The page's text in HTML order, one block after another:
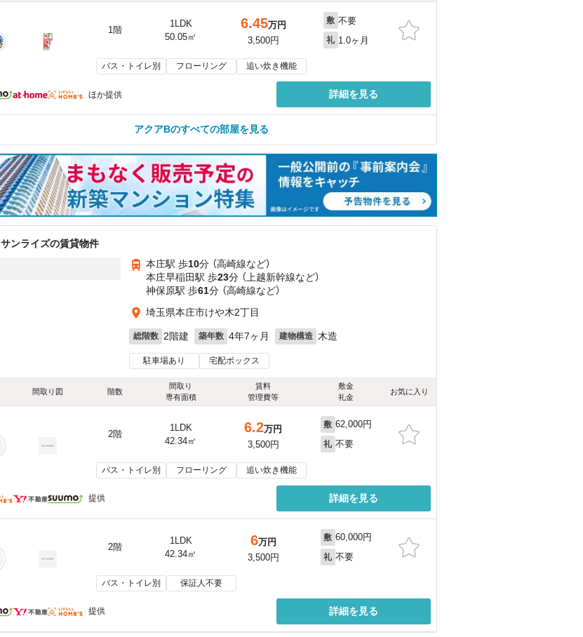
1階
1LDK
50.05㎡
6.45万円
3,500円
敷 不要
礼 1.0ヶ月
バス・トイレ別 フローリング 追い炊き機能
ほか提供 詳細を見る
アクアBのすべての部屋を見る
サンライズの賃貸物件
本庄駅 歩10分 （高崎線など）
本庄早稲田駅 歩23分 （上越新幹線など）
神保原駅 歩61分 （高崎線など）
埼玉県本庄市けや木2丁目
総階数 2階建 築年数 4年7ヶ月 建物構造 木造
駐車場あり 宅配ボックス
間取り図 階数
間取り
専有面積
賃料
管理費等
敷金
礼金
お気に入り
2階
1LDK
42.34㎡
6.2万円
3,500円
敷 62,000円
礼 不要
バス・トイレ別 フローリング 追い炊き機能
提供 詳細を見る
2階
1LDK
42.34㎡
6万円
3,500円
敷 60,000円
礼 不要
バス・トイレ別 保証人不要
提供 詳細を見る